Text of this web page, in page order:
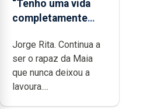
“Tenho uma vida
completamente
dedicação, gosto e
muita paixão”
Jorge Rita. Continua a
ser o rapaz da Maia
que nunca deixou a
lavoura....